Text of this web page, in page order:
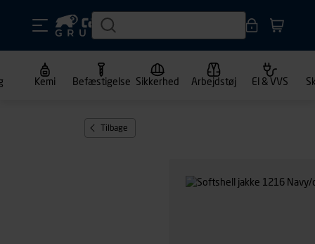
Kemi Befæstigelse Sikkerhed Arbejdstøj El & VVS
Tilbage